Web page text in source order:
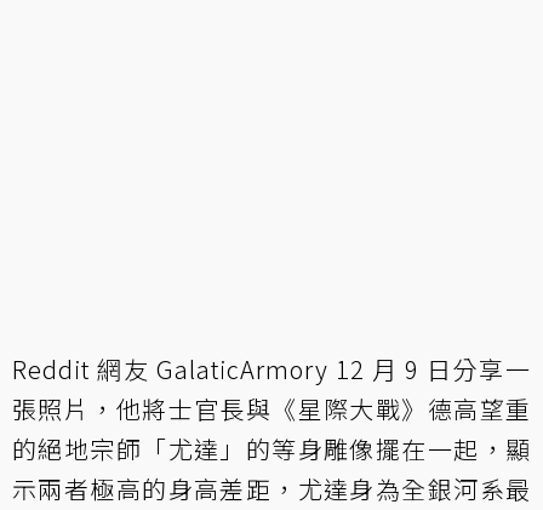
Reddit 網友 GalaticArmory 12 月 9 日分享一
張照片，他將士官長與《星際大戰》德高望重
的絕地宗師「尤達」的等身雕像擺在一起，顯
示兩者極高的身高差距，尤達身為全銀河系最